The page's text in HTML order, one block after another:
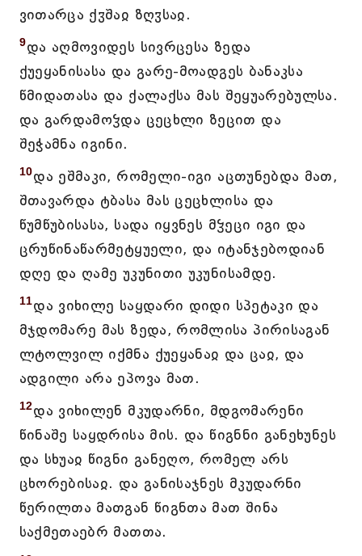
ვითარცა ქჳშაჲ ზღჳსაჲ.
9და აღმოვიდეს სივრცესა ზედა
ქუეყანისასა და გარე-მოადგეს ბანაკსა
წმიდათასა და ქალაქსა მას შეყუარებულსა.
და გარდამოჴდა ცეცხლი ზეცით და
შეჭამნა იგინი.
10და ეშმაკი, რომელი-იგი აცთუნებდა მათ,
შთავარდა ტბასა მას ცეცხლისა და
წუმწუბისასა, სადა იყვნეს მჴეცი იგი და
ცრუწინაწარმეტყუელი, და იტანჯებოდიან
დღე და ღამე უკუნითი უკუნისამდე.
11და ვიხილე საყდარი დიდი სპეტაკი და
მჯდომარე მას ზედა, რომლისა პირისაგან
ლტოლვილ იქმნა ქუეყანაჲ და ცაჲ, და
ადგილი არა ეპოვა მათ.
12და ვიხილენ მკუდარნი, მდგომარენი
წინაშე საყდრისა მის. და წიგნნი განეხუნეს
და სხუაჲ წიგნი განეღო, რომელ არს
ცხორებისაჲ. და განისაჯნეს მკუდარნი
წერილთა მათგან წიგნთა მათ შინა
საქმეთაებრ მათთა.